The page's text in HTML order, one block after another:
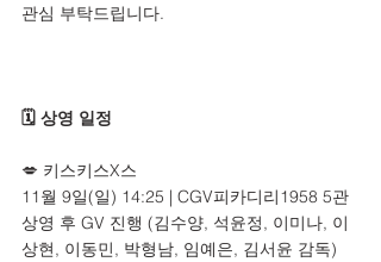
관심 부탁드립니다.
🗓 상영 일정
💋 키스키스X스
11월 9일(일) 14:25 | CGV피카디리1958 5관
상영 후 GV 진행 (김수양, 석윤정, 이미나, 이
상현, 이동민, 박형남, 임예은, 김서윤 감독)